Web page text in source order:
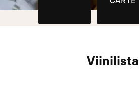
Viinilista